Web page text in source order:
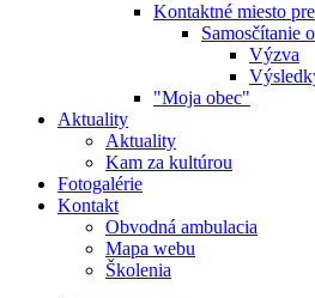
Kontaktné miesto
Samosčítanie
Výzva
"Moja obec"
Aktuality
Aktuality
Kam za kultúrou
Fotogalérie
Kontakt
Obvodná ambulacia
Mapa webu
Školenia